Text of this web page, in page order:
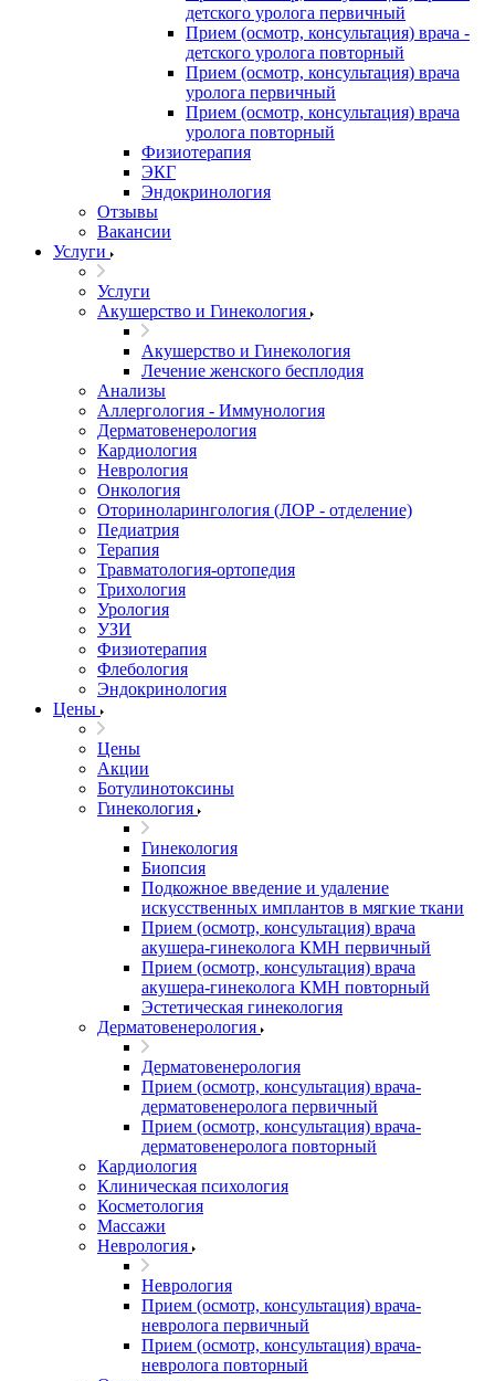
детского уролога первичный
Прием (осмотр, консультация) врача -
детского уролога повторный
Прием (осмотр, консультация) врача
уролога первичный
Прием (осмотр, консультация) врача
уролога повторный
Физиотерапия
ЭКГ
Эндокринология
Отзывы
Вакансии
Услуги
Услуги
Акушерство и Гинекология
Акушерство и Гинекология
Лечение женского бесплодия
Анализы
Аллергология - Иммунология
Дерматовенерология
Кардиология
Неврология
Онкология
Оториноларингология (ЛОР - отделение)
Педиатрия
Терапия
Травматология-ортопедия
Трихология
Урология
УЗИ
Физиотерапия
Флебология
Эндокринология
Цены
Цены
Акции
Ботулинотоксины
Гинекология
Гинекология
Биопсия
Подкожное введение и удаление
искусственных имплантов в мягкие ткани
Прием (осмотр, консультация) врача
акушера-гинеколога КМН первичный
Прием (осмотр, консультация) врача
акушера-гинеколога КМН повторный
Эстетическая гинекология
Дерматовенерология
Дерматовенерология
Прием (осмотр, консультация) врача-
дерматовенеролога первичный
Прием (осмотр, консультация) врача-
дерматовенеролога повторный
Кардиология
Клиническая психология
Косметология
Массажи
Неврология
Неврология
Прием (осмотр, консультация) врача-
невролога первичный
Прием (осмотр, консультация) врача-
невролога повторный